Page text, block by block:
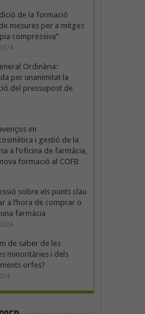
de la formació
mesures per a mitges
compressiva”
Ordinària:
per unanimitat la
del pressupost de
en
i gestió de la
a l’oficina de farmàcia,
formació al COFB
sobre els punts clau
a l’hora de comprar o
farmàcia
de saber de les
minoritàries i dels
orfes?